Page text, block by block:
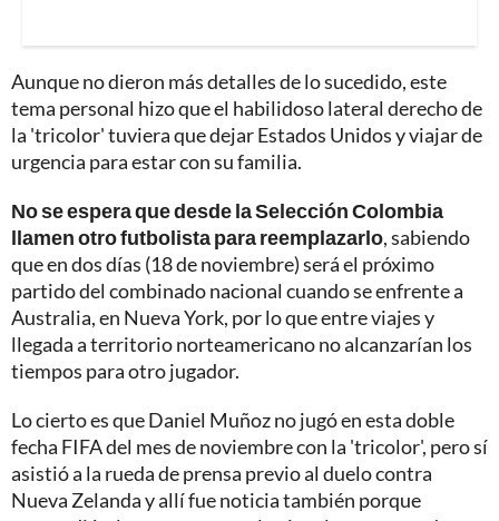
Aunque no dieron más detalles de lo sucedido, este
tema personal hizo que el habilidoso lateral derecho de
la 'tricolor' tuviera que dejar Estados Unidos y viajar de
urgencia para estar con su familia.
No se espera que desde la Selección Colombia
llamen otro futbolista para reemplazarlo, sabiendo
que en dos días (18 de noviembre) será el próximo
partido del combinado nacional cuando se enfrente a
Australia, en Nueva York, por lo que entre viajes y
llegada a territorio norteamericano no alcanzarían los
tiempos para otro jugador.
Lo cierto es que Daniel Muñoz no jugó en esta doble
fecha FIFA del mes de noviembre con la 'tricolor', pero sí
asistió a la rueda de prensa previo al duelo contra
Nueva Zelanda y allí fue noticia también porque